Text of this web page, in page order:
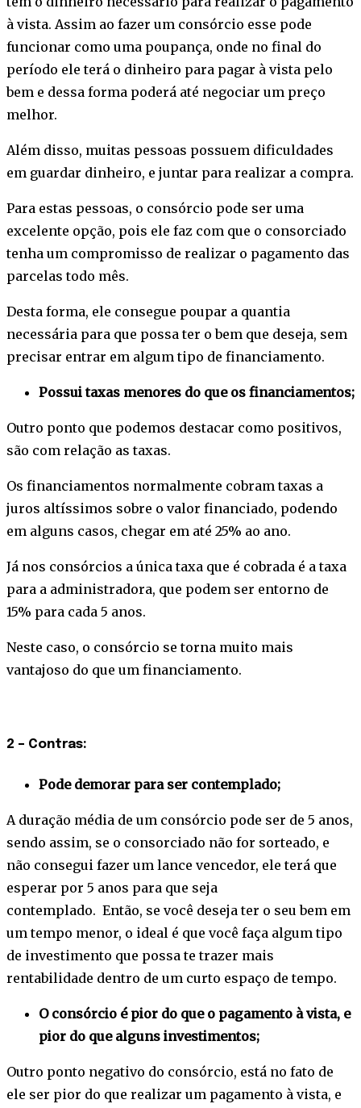
à vista. Assim ao fazer um consórcio esse pode
funcionar como uma poupança, onde no final do
período ele terá o dinheiro para pagar à vista pelo
bem e dessa forma poderá até negociar um preço
melhor.
Além disso, muitas pessoas possuem dificuldades
em guardar dinheiro, e juntar para realizar a compra.
Para estas pessoas, o consórcio pode ser uma
excelente opção, pois ele faz com que o consorciado
tenha um compromisso de realizar o pagamento das
parcelas todo mês.
Desta forma, ele consegue poupar a quantia
necessária para que possa ter o bem que deseja, sem
precisar entrar em algum tipo de financiamento.
Possui taxas menores do que os financiamentos;
Outro ponto que podemos destacar como positivos,
são com relação as taxas.
Os financiamentos normalmente cobram taxas a
juros altíssimos sobre o valor financiado, podendo
em alguns casos, chegar em até 25% ao ano.
Já nos consórcios a única taxa que é cobrada é a taxa
para a administradora, que podem ser entorno de
15% para cada 5 anos.
Neste caso, o consórcio se torna muito mais
vantajoso do que um financiamento.
2 – Contras:
Pode demorar para ser contemplado;
A duração média de um consórcio pode ser de 5 anos,
sendo assim, se o consorciado não for sorteado, e
não consegui fazer um lance vencedor, ele terá que
esperar por 5 anos para que seja
contemplado. Então, se você deseja ter o seu bem em
um tempo menor, o ideal é que você faça algum tipo
de investimento que possa te trazer mais
rentabilidade dentro de um curto espaço de tempo.
O consórcio é pior do que o pagamento à vista, e
pior do que alguns investimentos;
Outro ponto negativo do consórcio, está no fato de
ele ser pior do que realizar um pagamento à vista, e